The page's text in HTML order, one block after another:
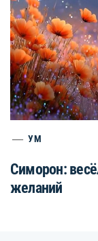
УМ
Симорон:
желаний